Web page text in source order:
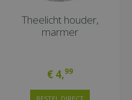
Theelicht houder,
marmer
€ 4,99
BESTEL DIRECT